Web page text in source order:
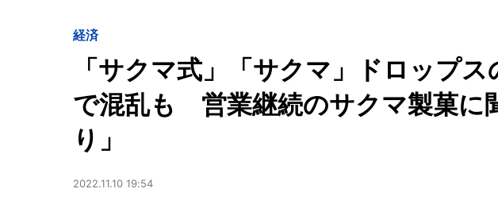
経済
「サクマ式」「サクマ」ドロップ
で混乱も 営業継続のサクマ製菓に
り」
2022.11.10 19:54